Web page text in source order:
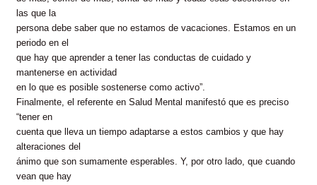
las que la
persona debe saber que no estamos de vacaciones. Estamos en un
periodo en el
que hay que aprender a tener las conductas de cuidado y
mantenerse en actividad
en lo que es posible sostenerse como activo”.
Finalmente, el referente en Salud Mental manifestó que es preciso
“tener en
cuenta que lleva un tiempo adaptarse a estos cambios y que hay
alteraciones del
ánimo que son sumamente esperables. Y, por otro lado, que cuando
vean que hay